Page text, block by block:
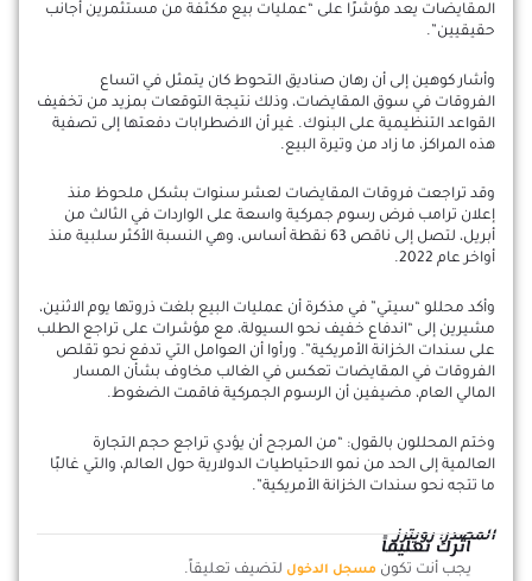
المقايضات يعد مؤشرًا على “عمليات بيع مكثفة من مستثمرين أجانب
حقيقيين”.
وأشار كوهين إلى أن رهان صناديق التحوط كان يتمثل في اتساع
الفروقات في سوق المقايضات، وذلك نتيجة التوقعات بمزيد من تخفيف
القواعد التنظيمية على البنوك. غير أن الاضطرابات دفعتها إلى تصفية
هذه المراكز، ما زاد من وتيرة البيع.
وقد تراجعت فروقات المقايضات لعشر سنوات بشكل ملحوظ منذ
إعلان ترامب فرض رسوم جمركية واسعة على الواردات في الثالث من
أبريل، لتصل إلى ناقص 63 نقطة أساس، وهي النسبة الأكثر سلبية منذ
أواخر عام 2022.
وأكد محللو “سيتي” في مذكرة أن عمليات البيع بلغت ذروتها يوم الاثنين،
مشيرين إلى “اندفاع خفيف نحو السيولة، مع مؤشرات على تراجع الطلب
على سندات الخزانة الأمريكية”. ورأوا أن العوامل التي تدفع نحو تقلص
الفروقات في المقايضات تعكس في الغالب مخاوف بشأن المسار
المالي العام، مضيفين أن الرسوم الجمركية فاقمت الضغوط.
وختم المحللون بالقول: “من المرجح أن يؤدي تراجع حجم التجارة
العالمية إلى الحد من نمو الاحتياطيات الدولارية حول العالم، والتي غالبًا
ما تتجه نحو سندات الخزانة الأمريكية”.
المصدر: رويترز
اترك تعليقاً
يجب أنت تكون مسجل الدخول لتضيف تعليقاً.